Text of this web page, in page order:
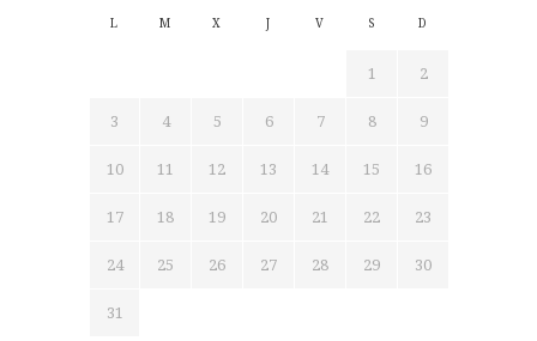
L M X J V S D
1 2
3 4 5 6 7 8 9
10 11 12 13 14 15 16
17 18 19 20 21 22 23
24 25 26 27 28 29 30
31